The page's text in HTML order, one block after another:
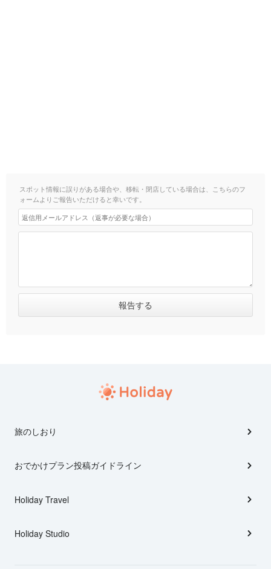
スポット情報に誤りがある場合や、移転・閉店している場合は、こちらのフ
ォームよりご報告いただけると幸いです。
旅のしおり
おでかけプラン投稿ガイドライン
Holiday Travel
Holiday Studio